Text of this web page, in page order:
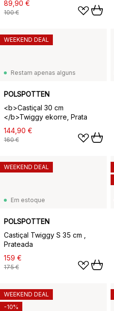
89,90 €
100 €
Restam apenas alguns
POLSPOTTEN
<b>Castiçal 30 cm
</b>Twiggy ekorre, Prata
144,90 €
160 €
WEEKEND DEAL
Em estoque
POLSPOTTEN
Castiçal Twiggy S 35 cm ,
Prateada
159 €
175 €
WEEKEND DEAL
WEEKEND DEAL
-10%